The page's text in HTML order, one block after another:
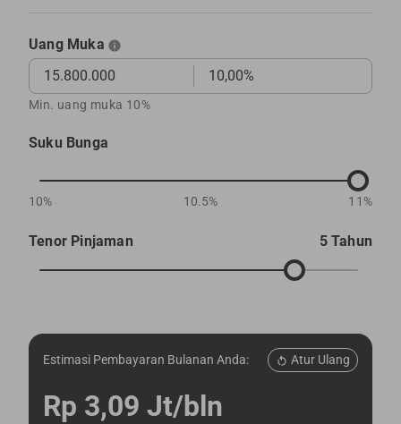
Uang Muka
Min. uang muka 10%
Suku Bunga
10% 10.5% 11%
Tenor Pinjaman 5 Tahun
Estimasi Pembayaran Bulanan Anda: Atur Ulang
Rp 3,09 Jt/bln